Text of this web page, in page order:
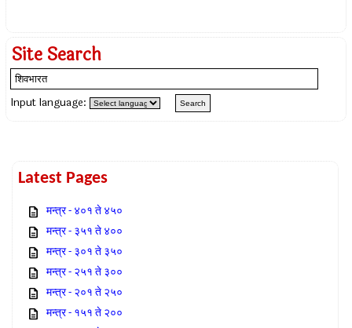
Site Search
Input language:
Latest Pages
मन्त्र - ४०१ ते ४५०
मन्त्र - ३५१ ते ४००
मन्त्र - ३०१ ते ३५०
मन्त्र - २५१ ते ३००
मन्त्र - २०१ ते २५०
मन्त्र - १५१ ते २००